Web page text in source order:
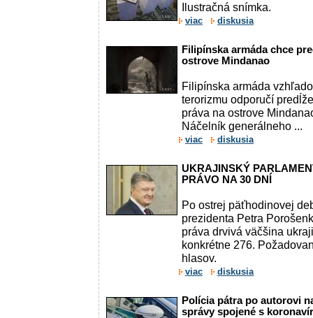
Ilustračná snímka.
viac diskusia
Filipínska armáda chce
ostrove Mindanao
Filipínska armáda
terorizmu odporučí
práva na ostrove
Náčelník generálneho ...
viac diskusia
UKRAJINSKÝ
PRÁVO NA 30 DNÍ
Po ostrej päťhodinovej
prezidenta Petra
práva drvivá väčšina
konkrétne 276.
hlasov.
viac diskusia
Polícia pátra po autorovi
správy spojené s